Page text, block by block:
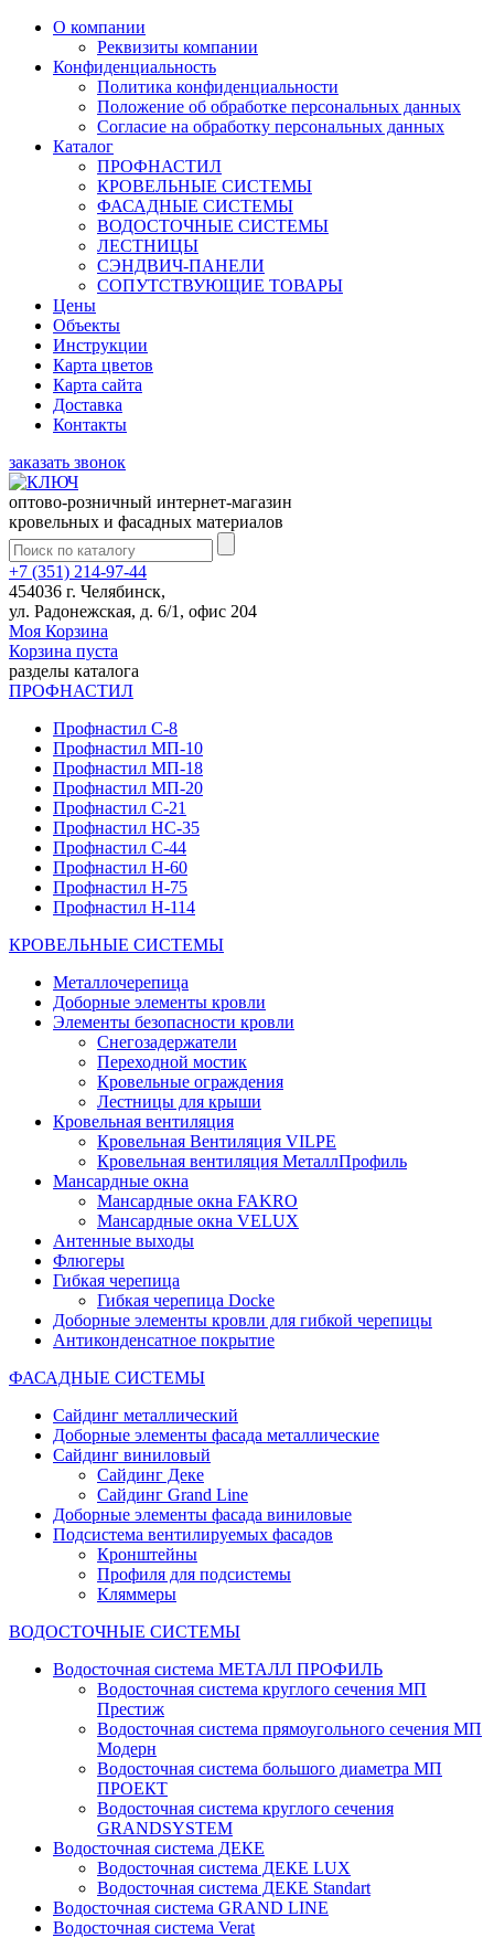
О компании
Реквизиты компании
Конфиденциальность
Политика конфиденциальности
Положение об обработке персональных данных
Согласие на обработку персональных данных
Каталог
ПРОФНАСТИЛ
КРОВЕЛЬНЫЕ СИСТЕМЫ
ФАСАДНЫЕ СИСТЕМЫ
ВОДОСТОЧНЫЕ СИСТЕМЫ
ЛЕСТНИЦЫ
СЭНДВИЧ-ПАНЕЛИ
СОПУТСТВУЮЩИЕ ТОВАРЫ
Цены
Объекты
Инструкции
Карта цветов
Карта сайта
Доставка
Контакты
заказать звонок
оптово-розничный интернет-магазин
кровельных и фасадных материалов
+7 (351) 214-97-44
454036 г. Челябинск,
ул. Радонежская, д. 6/1, офис 204
Моя Корзина
Корзина пуста
разделы каталога
ПРОФНАСТИЛ
Профнастил С-8
Профнастил МП-10
Профнастил МП-18
Профнастил МП-20
Профнастил С-21
Профнастил НС-35
Профнастил С-44
Профнастил Н-60
Профнастил Н-75
Профнастил Н-114
КРОВЕЛЬНЫЕ СИСТЕМЫ
Металлочерепица
Доборные элементы кровли
Элементы безопасности кровли
Снегозадержатели
Переходной мостик
Кровельные ограждения
Лестницы для крыши
Кровельная вентиляция
Кровельная Вентиляция VILPE
Кровельная вентиляция МеталлПрофиль
Мансардные окна
Мансардные окна FAKRO
Мансардные окна VELUX
Антенные выходы
Флюгеры
Гибкая черепица
Гибкая черепица Docke
Доборные элементы кровли для гибкой черепицы
Антиконденсатное покрытие
ФАСАДНЫЕ СИСТЕМЫ
Сайдинг металлический
Доборные элементы фасада металлические
Сайдинг виниловый
Сайдинг Деке
Сайдинг Grand Line
Доборные элементы фасада виниловые
Подсистема вентилируемых фасадов
Кронштейны
Профиля для подсистемы
Кляммеры
ВОДОСТОЧНЫЕ СИСТЕМЫ
Водосточная система МЕТАЛЛ ПРОФИЛЬ
Водосточная система круглого сечения МП
Престиж
Водосточная система прямоугольного сечения МП
Модерн
Водосточная система большого диаметра МП
ПРОЕКТ
Водосточная система круглого сечения
GRANDSYSTEM
Водосточная система ДЕКЕ
Водосточная система ДЕКЕ LUX
Водосточная система ДЕКЕ Standart
Водосточная система GRAND LINE
Водосточная система Verat